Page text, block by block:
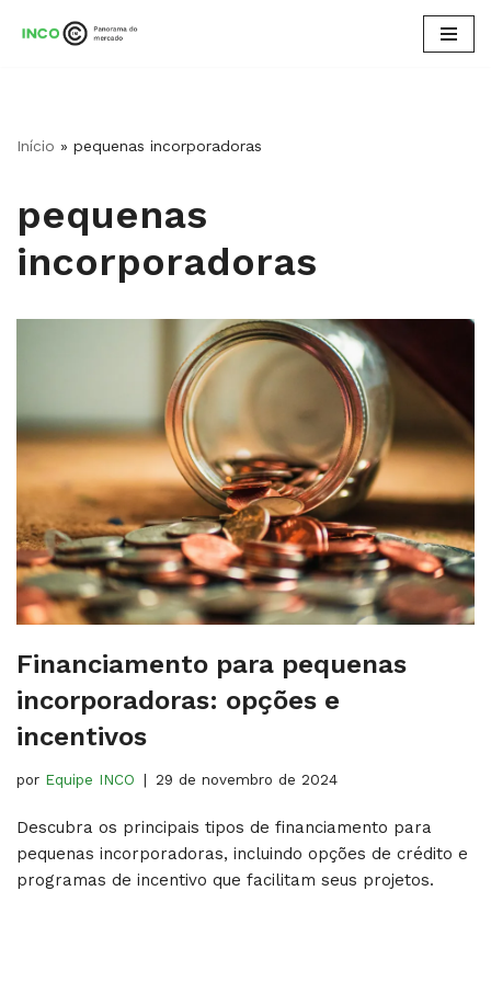
conteúdo
Início » pequenas incorporadoras
pequenas
incorporadoras
Financiamento para pequenas
incorporadoras: opções e
incentivos
por Equipe INCO 29 de novembro de 2024
Descubra os principais tipos de financiamento para
pequenas incorporadoras, incluindo opções de crédito e
programas de incentivo que facilitam seus projetos.